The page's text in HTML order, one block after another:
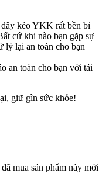
kéo YKK rất bền bỉ
cứ khi nào bạn gặp sự
lý lại an toàn cho bạn
an toàn cho bạn với tải
giữ gìn sức khỏe!
mua sản phẩm này mới